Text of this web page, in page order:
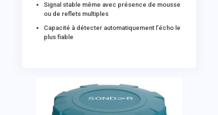
Signal stable même avec présence de mousse
ou de reflets multiples
Capacité à détecter automatiquement l’écho le
plus fiable